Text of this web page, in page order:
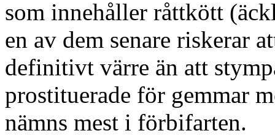
som innehåller råttkött
en av dem senare riskerar
definitivt värre än att
prostituerade för gemmar
nämns mest i förbifarten.